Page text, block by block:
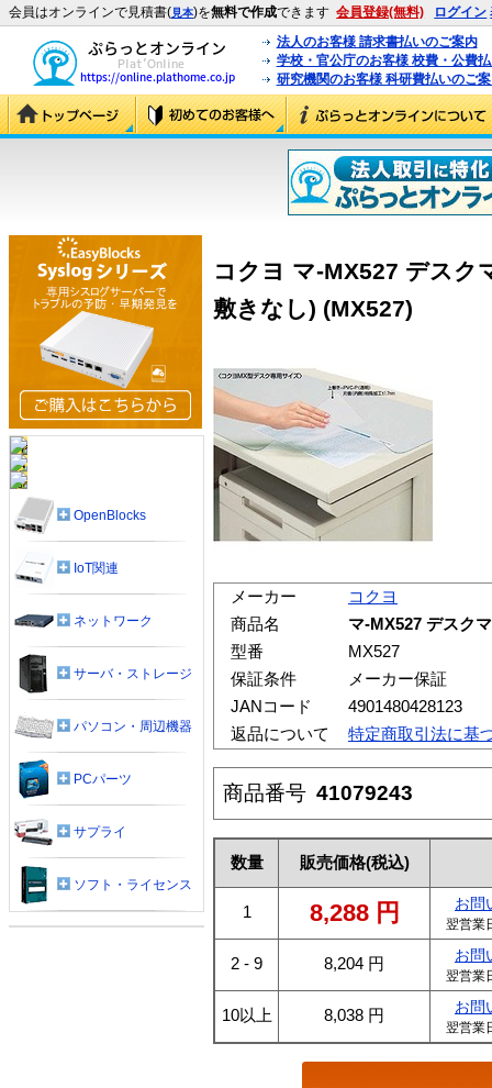
会員はオンラインで見積書(見本)を無料で作成できます 会員登録(無料) ログイン
法人のお客様 請求書払いのご案内
学校・官公庁のお客様 校費・公費
研究機関のお客様 科研費払いのご
コクヨ マ-MX527 デスク
敷きなし) (MX527)
メーカー
コクヨ
商品名
マ-MX527 デスク
型番
MX527
保証条件
メーカー保証
JANコード
4901480428123
返品について
特定商取引法に基
商品番号 41079243
数量 販売価格(税込)
1 8,288 円 お問
翌営業
2 - 9 8,204 円 お問
翌営業
10以上 8,038 円 お問
翌営業
OpenBlocks
IoT関連
ネットワーク
サーバ・ストレージ
パソコン・周辺機器
PCパーツ
サプライ
ソフト・ライセンス